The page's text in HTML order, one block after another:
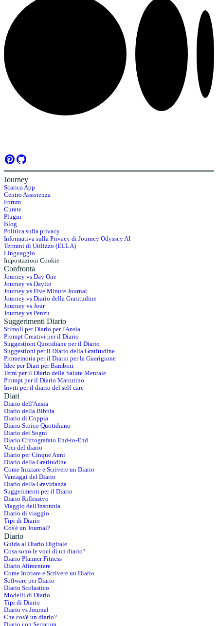
Journey
Scarica App
Centro Assistenza
Forum
Curate
Plugin
Blog
Politica sulla privacy
Informativa sulla Privacy di Journey Odyssey AI
Termini di Utilizzo (EULA)
Linguaggio
Impostazioni Cookie
Confronta
Journey vs Day One
Journey vs Daylio
Journey vs Five Minute Journal
Journey vs Diario della Gratitudine
Journey vs Jour
Journey vs Penzu
Suggerimenti Diario
Stimoli per Diario per l'Ansia
Prompt Creativi per il Diario
Suggestioni Quotidiane per il Diario
Suggestioni per il Diario della Gratitudine
Promemoria per il Diario per la Guarigione
Idee per Diari per Bambini
Temi per il Diario della Salute Mentale
Prompt per il Diario Mattutino
Inviti per il diario del self-care
Diari
Diario dell'Ansia
Diario della Bibbia
Diario di Coppia
Diario Stoico Quotidiano
Diario dei Sogni
Diario Crittografato End-to-End
Voci del diario
Diario per Cinque Anni
Diario della Gratitudine
Come Iniziare e Scrivere un Diario
Vantaggi del Diario
Diario della Gravidanza
Suggerimenti per il Diario
Diario Riflessivo
Viaggio dell'Insonnia
Diario di viaggio
Tipi di Diario
Cos'è un Journal?
Diario
Guida al Diario Digitale
Cosa sono le voci di un diario?
Diario Planner Fitness
Diario Alimentare
Come Iniziare e Scrivere un Diario
Software per Diario
Diario Scolastico
Modelli di Diario
Tipi di Diario
Diario vs Journal
Che cos'è un diario?
Diario con Serratura